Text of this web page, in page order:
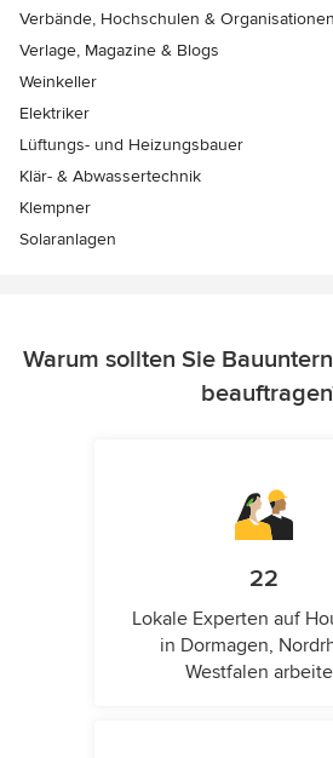
Verbände, Hochschulen & Organisationen
Verlage, Magazine & Blogs
Weinkeller
Elektriker
Lüftungs- und Heizungsbauer
Klär- & Abwassertechnik
Klempner
Solaranlagen
Warum sollten Sie
22
Lokale Experten auf
in Dormagen,
Westfalen